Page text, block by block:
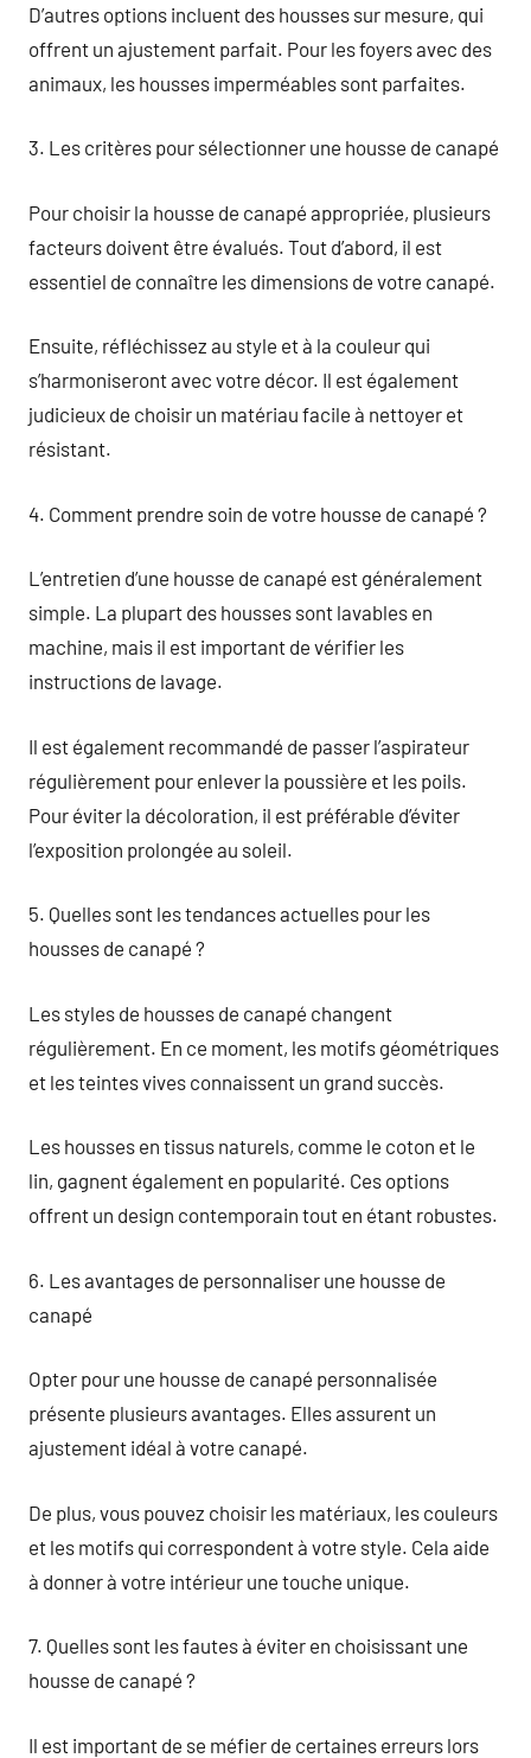
D’autres options incluent des housses sur mesure, qui
offrent un ajustement parfait. Pour les foyers avec des
animaux, les housses imperméables sont parfaites.
3. Les critères pour sélectionner une housse de canapé
Pour choisir la housse de canapé appropriée, plusieurs
facteurs doivent être évalués. Tout d’abord, il est
essentiel de connaître les dimensions de votre canapé.
Ensuite, réfléchissez au style et à la couleur qui
s’harmoniseront avec votre décor. Il est également
judicieux de choisir un matériau facile à nettoyer et
résistant.
4. Comment prendre soin de votre housse de canapé ?
L’entretien d’une housse de canapé est généralement
simple. La plupart des housses sont lavables en
machine, mais il est important de vérifier les
instructions de lavage.
Il est également recommandé de passer l’aspirateur
régulièrement pour enlever la poussière et les poils.
Pour éviter la décoloration, il est préférable d’éviter
l’exposition prolongée au soleil.
5. Quelles sont les tendances actuelles pour les
housses de canapé ?
Les styles de housses de canapé changent
régulièrement. En ce moment, les motifs géométriques
et les teintes vives connaissent un grand succès.
Les housses en tissus naturels, comme le coton et le
lin, gagnent également en popularité. Ces options
offrent un design contemporain tout en étant robustes.
6. Les avantages de personnaliser une housse de
canapé
Opter pour une housse de canapé personnalisée
présente plusieurs avantages. Elles assurent un
ajustement idéal à votre canapé.
De plus, vous pouvez choisir les matériaux, les couleurs
et les motifs qui correspondent à votre style. Cela aide
à donner à votre intérieur une touche unique.
7. Quelles sont les fautes à éviter en choisissant une
housse de canapé ?
Il est important de se méfier de certaines erreurs lors